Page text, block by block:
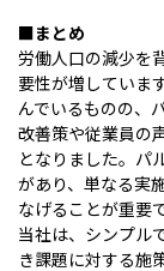
■まとめ
労働人口の減少を
要性が増していま
んでいるものの、
改善策や従業員の
となりました。パ
があり、単なる実
なげることが重要で
当社は、シンプル
き課題に対する施